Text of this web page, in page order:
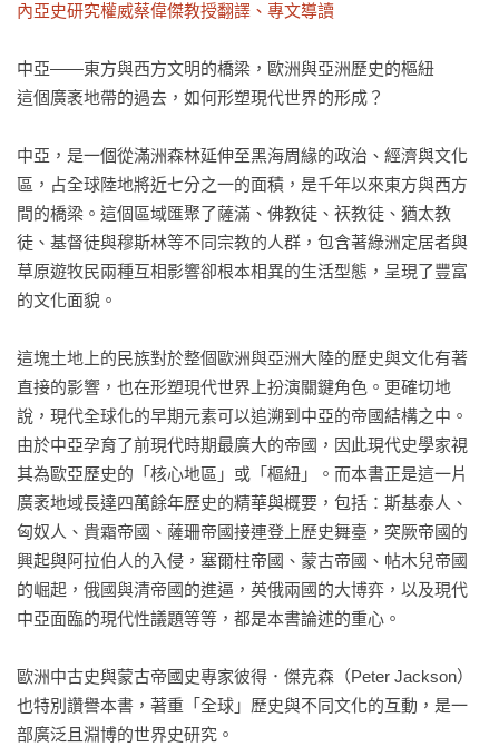
內亞史研究權威蔡偉傑教授翻譯、專文導讀
中亞――東方與西方文明的橋梁，歐洲與亞洲歷史的樞紐
這個廣袤地帶的過去，如何形塑現代世界的形成？
中亞，是一個從滿洲森林延伸至黑海周緣的政治、經濟與文化
區，占全球陸地將近七分之一的面積，是千年以來東方與西方
間的橋梁。這個區域匯聚了薩滿、佛教徒、祆教徒、猶太教
徒、基督徒與穆斯林等不同宗教的人群，包含著綠洲定居者與
草原遊牧民兩種互相影響卻根本相異的生活型態，呈現了豐富
的文化面貌。
這塊土地上的民族對於整個歐洲與亞洲大陸的歷史與文化有著
直接的影響，也在形塑現代世界上扮演關鍵角色。更確切地
說，現代全球化的早期元素可以追溯到中亞的帝國結構之中。
由於中亞孕育了前現代時期最廣大的帝國，因此現代史學家視
其為歐亞歷史的「核心地區」或「樞紐」。而本書正是這一片
廣袤地域長達四萬餘年歷史的精華與概要，包括：斯基泰人、
匈奴人、貴霜帝國、薩珊帝國接連登上歷史舞臺，突厥帝國的
興起與阿拉伯人的入侵，塞爾柱帝國、蒙古帝國、帖木兒帝國
的崛起，俄國與清帝國的進逼，英俄兩國的大博弈，以及現代
中亞面臨的現代性議題等等，都是本書論述的重心。
歐洲中古史與蒙古帝國史專家彼得．傑克森（Peter Jackson）
也特別讚譽本書，著重「全球」歷史與不同文化的互動，是一
部廣泛且淵博的世界史研究。